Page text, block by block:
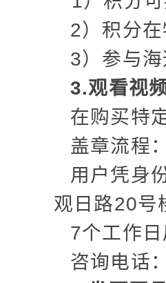
2）积分
3）参与
3.观看视
在购买特
盖章流程
用户凭身
观日路20号
7个工作
咨询电话